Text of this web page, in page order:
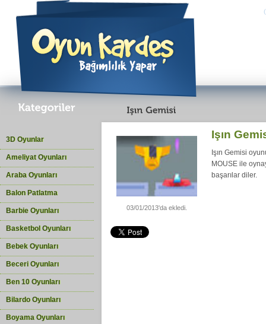
3D Oyunlar
Ameliyat Oyunları
Araba Oyunları
Balon Patlatma
Barbie Oyunları
Basketbol Oyunları
Bebek Oyunları
Beceri Oyunları
Ben 10 Oyunları
Bilardo Oyunları
Boyama Oyunları
03/01/2013'da ekledi.
Işın
Işın Gemisi
MOUSE ile
başarılar diler.